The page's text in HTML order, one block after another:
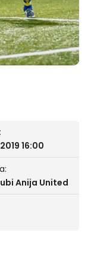
16:00
Anija United